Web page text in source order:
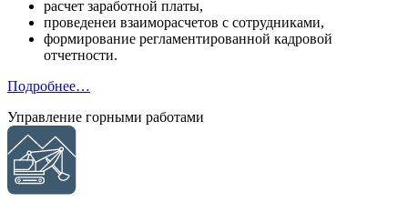
расчет заработной платы,
проведенеи взаиморасчетов с сотрудниками,
формирование регламентированной кадровой
отчетности.
Подробнее…
Управление горными работами